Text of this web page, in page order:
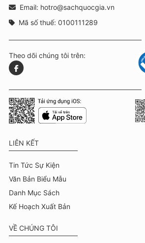
Email: hotro@sachquocgia.vn
Mã số thuế: 0100111289
Theo dõi chúng tôi trên:
LIÊN KẾT
Tin Tức Sự Kiện
Văn Bản Biểu Mẫu
Danh Mục Sách
Kế Hoạch Xuất Bản
VỀ CHÚNG TÔI